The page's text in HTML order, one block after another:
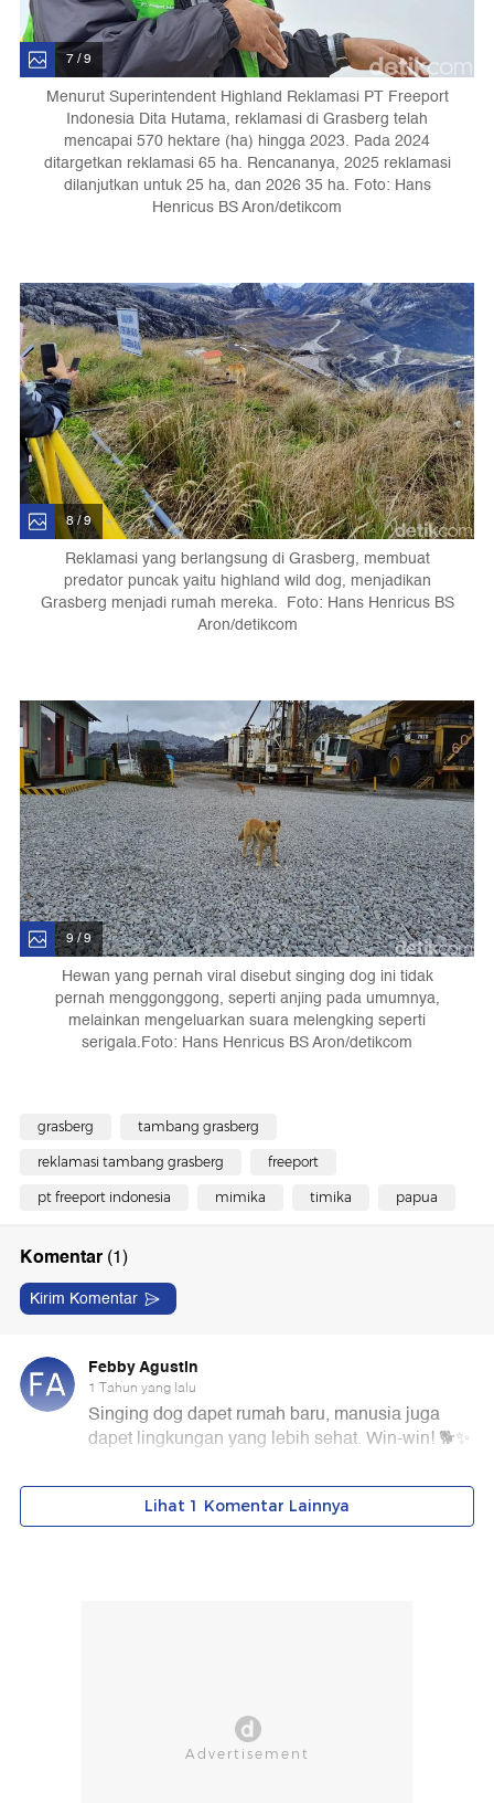
7 / 9
Menurut Superintendent Highland Reklamasi PT Freeport
Indonesia Dita Hutama, reklamasi di Grasberg telah
mencapai 570 hektare (ha) hingga 2023. Pada 2024
ditargetkan reklamasi 65 ha. Rencananya, 2025 reklamasi
dilanjutkan untuk 25 ha, dan 2026 35 ha. Foto: Hans
Henricus BS Aron/detikcom
8 / 9
Reklamasi yang berlangsung di Grasberg, membuat
predator puncak yaitu highland wild dog, menjadikan
Grasberg menjadi rumah mereka. Foto: Hans Henricus BS
Aron/detikcom
9 / 9
Hewan yang pernah viral disebut singing dog ini tidak
pernah menggonggong, seperti anjing pada umumnya,
melainkan mengeluarkan suara melengking seperti
serigala.Foto: Hans Henricus BS Aron/detikcom
grasberg tambang grasberg
reklamasi tambang grasberg freeport
pt freeport indonesia mimika timika papua